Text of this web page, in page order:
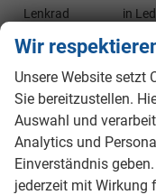
Lenkrad
in
Sitze
Isofix
Sitzheizung,
Sitze: Lordosenstütze
Sitze: Verstellbarkeit
Infotainment &
Wir
Unsere Website setzt
Sie bereitzustellen.
Auswahl und
Analytics und
Einverständnis
jederzeit mit Wirkung